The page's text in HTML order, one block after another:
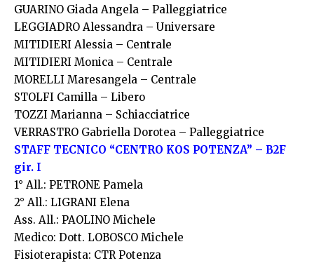
GUARINO Giada Angela – Palleggiatrice
LEGGIADRO Alessandra – Universare
MITIDIERI Alessia – Centrale
MITIDIERI Monica – Centrale
MORELLI Maresangela – Centrale
STOLFI Camilla – Libero
TOZZI Marianna – Schiacciatrice
VERRASTRO Gabriella Dorotea – Palleggiatrice
STAFF TECNICO “CENTRO KOS POTENZA” – B2F
gir. I
1° All.: PETRONE Pamela
2° All.: LIGRANI Elena
Ass. All.: PAOLINO Michele
Medico: Dott. LOBOSCO Michele
Fisioterapista: CTR Potenza